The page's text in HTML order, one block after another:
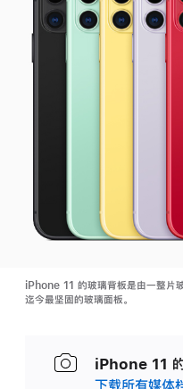
iPhone 11 的玻璃背板是由一整片
迄今最坚固的玻璃面板。
iPhone 11
下载所有媒体